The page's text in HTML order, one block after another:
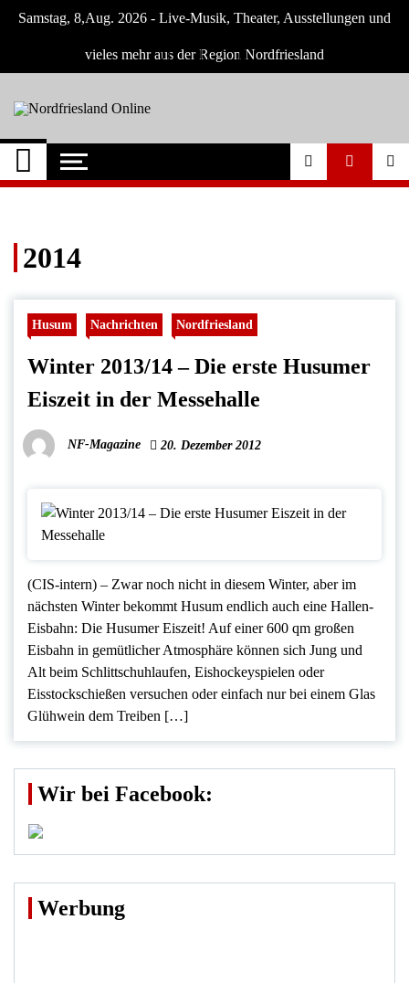
Skip
Samstag, 8,Aug. 2026 - Live-Musik, Theater, Ausstellungen und
vieles mehr aus der Region Nordfriesland
Nordfriesland
Online
Der Blog mit Nachrichten und
Veranstaltungen für Nordfriesland und
Husum
2014
Husum Nachrichten Nordfriesland
Winter 2013/14 – Die erste Husumer
Eiszeit in der Messehalle
NF-Magazine 20. Dezember 2012
(CIS-intern) – Zwar noch nicht in diesem Winter, aber im
nächsten Winter bekommt Husum endlich auch eine Hallen-
Eisbahn: Die Husumer Eiszeit! Auf einer 600 qm großen
Eisbahn in gemütlicher Atmosphäre können sich Jung und
Alt beim Schlittschuhlaufen, Eishockeyspielen oder
Eisstockschießen versuchen oder einfach nur bei einem Glas
Glühwein dem Treiben […]
Wir bei Facebook:
Werbung